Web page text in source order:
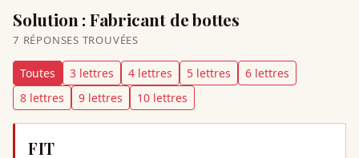
Solution : Fabricant de bottes
7 RÉPONSES TROUVÉES
Toutes 3 lettres 4 lettres 5 lettres 6 lettres
8 lettres 9 lettres 10 lettres
FIT